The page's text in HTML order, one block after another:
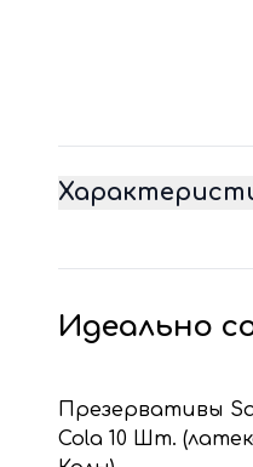
Идеально
Презервативы
Cola 10 Шт.